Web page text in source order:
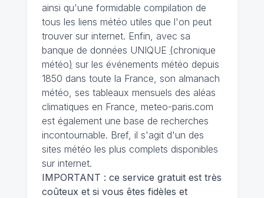
ainsi qu'une formidable compilation de
tous les liens météo utiles que l'on peut
trouver sur internet. Enfin, avec sa
banque de données UNIQUE (chronique
météo) sur les événements météo depuis
1850 dans toute la France, son almanach
météo, ses tableaux mensuels des aléas
climatiques en France, meteo-paris.com
est également une base de recherches
incontournable. Bref, il s'agit d'un des
sites météo les plus complets disponibles
sur internet.
IMPORTANT : ce service gratuit est très
coûteux et si vous êtes fidèles et